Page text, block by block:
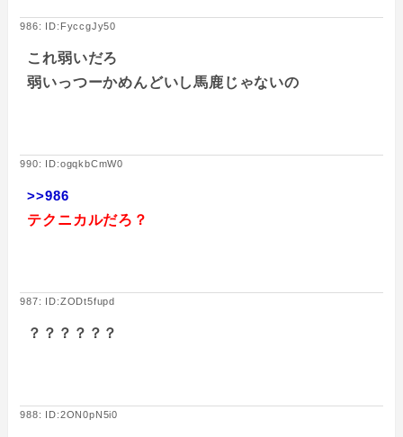
986: ID:FyccgJy50
これ弱いだろ
弱いっつーかめんどいし馬鹿じゃないの
990: ID:ogqkbCmW0
>>986
テクニカルだろ？
987: ID:ZODt5fupd
？？？？？？
988: ID:2ON0pN5i0